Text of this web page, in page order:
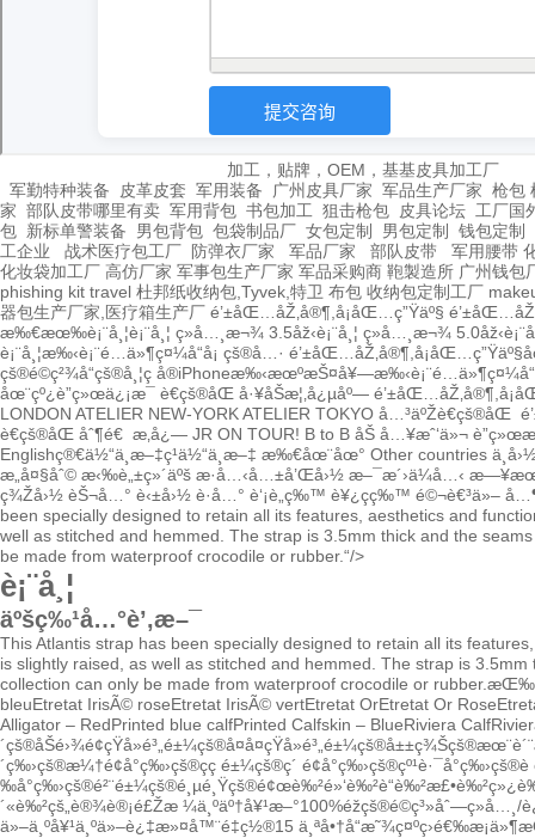
加工，贴牌，OEM，基基皮具加工厂
军勤特种装备
皮革皮套 军用装备 广州皮具厂家 军品生产厂家 枪包
家 部队皮带哪里有卖 军用背包 书包加工 狙击枪包 皮具论坛 工厂国
包 新标单警装备 男包背包 包袋制品厂 女包定制 男包定制
钱包定制
工企业
战术医疗包工厂 防弹衣厂家 军品厂家 部队皮带 军用腰带
化妆袋加工厂 高仿厂家 军事包生产厂家 军品采购商 鞄製造所 广州钱包
phishing kit travel 杜邦纸收纳包,Tyvek,特卫 布包 收纳包定制工厂
器包生产厂家,医疗箱生产厂 é’±åŒ…åŽ‚å®¶,å¡åŒ…ç”Ÿäº§
æ‰€æœ‰è¡¨å¸¦è¡¨å¸¦ ç»å…¸æ¬¾ 3.5åž‹è¡¨å¸¦ ç»å…¸æ¬¾ 5.0åž‹
è¡¨å¸¦æ‰‹è¡¨é…ä»¶ç¤¼å“å¡ çš®å…· é’±åŒ…åŽ‚å®¶,å¡åŒ…ç”Ÿäº§
çš®é©ç²¾å“çš®å¸¦ç å®iPhoneæ‰‹æœºæŠ¤å¥—æ‰‹è¡¨é…ä»¶
åœ¨çº¿è”ç»œä¿¡æ¯ è€çš®åŒ å·¥åŠæ¦‚å¿µåº—
LONDON ATELIER NEW-YORKATELIER TOKYO å…³äºŽè€çš®åŒ
è€çš®åŒ åˆ¶é€ æ‚å¿— JR ON TOUR! B to B åŠ å…¥æˆ‘ä»¬
Englishç®€ä½“ä¸­æ–‡ç¹ä½“ä¸­æ–‡ æ‰€åœ¨åœ° Other countries
æ„å¤§åˆ© æ‹‰è„±ç»´äºš æ·å…‹å…±å’Œå›½ æ–¯æ´›ä¼å…‹
ç¾Žå›½ èŠ¬å…° è‹±å›½ è·å…° è‘¡è„ç‰™ è¥¿ç­ç‰™ é©¬è€³ä»–
been specially designed to retain all its features, aesthetics and
well as stitched and hemmed. The strap is 3.5mm thick and the
be made from waterproof crocodile or rubber.“/>
è¡¨å¸¦
äºšç‰¹å…°è’‚æ–¯
This Atlantis strap has been specially designed to retain all its
is slightly raised, as well as stitched and hemmed. The strap is
collection can only be made from waterproof crocodile or rubber.
bleuEtretat IrisÃ© roseEtretat IrisÃ© vertEtretat OrEtretat Or Rose
Alligator – RedPrinted blue calfPrinted Calfskin – BlueRiviera Calf
´çš®åŠé›¾é¢çŸ­å»é³„é±¼çš®å¤å¤çŸ­å»é³„é±¼çš®å±±ç¾Šçš®æœ¨è´¨
´ç‰›çš®æ¼†é¢å°ç‰›çš®çç é±¼çš®ç´ é¢å°ç‰›çš®çº¹è·¯å°ç‰›çš®è
‰å°ç‰›çš®é²¨é±¼çš®é¸µé¸Ÿçš®é¢œè‰²é»‘è‰²è“è‰²æ£•è‰²
´«è‰²çš„è®¾è®¡é£Žæ ¼ä¸ºäº†å¥¹æ–°100%éžçš®é©ç³»åˆ—ç»å…¸/
ä»–ä¸ºå¥¹ä¸ºä»–è¿‡æ»¤å™¨é‡ç½®15 ä¸ªå•†å“æ˜¾ç¤ºç­›é€‰æ¡ä»¶